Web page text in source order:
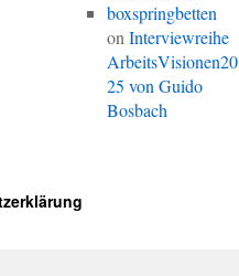
boxspringbetten
onInterviewreihe
ArbeitsVisionen20
25 von Guido
Bosbach